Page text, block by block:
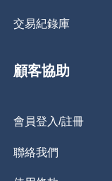
交易紀錄庫
顧客協助
會員登入/註冊
聯絡我們